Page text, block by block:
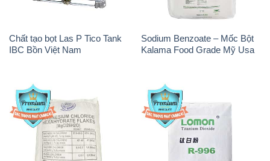
Chất tạo bọt Las P Tico Tank
IBC Bồn Việt Nam
Sodium Benzoate – Mốc Bột
Kalama Food Grade Mỹ Usa